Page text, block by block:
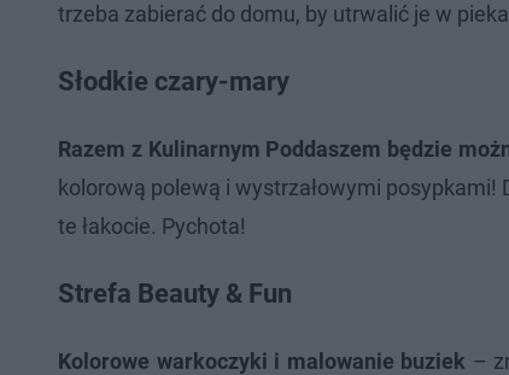
trzeba zabierać do domu, by utrwalić je w
Słodkie czary-mary
Razem z Kulinarnym Poddaszem będzie
kolorową polewą i wystrzałowymi
te łakocie. Pychota!
Strefa Beauty & Fun
Kolorowe warkoczyki i malowanie buziek –